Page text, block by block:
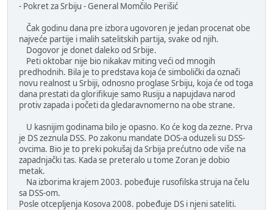
- Pokret za Srbiju - General Momčilo Perišić
Čak godinu dana pre izbora ugovoren je jedan procenat obe
najveće partije i malih satelitskih partija, svake od njih.
Dogovor je donet daleko od Srbije.
Peti oktobar nije bio nikakav miting veći od mnogih
predhodnih. Bila je to predstava koja će simbolički da označi
novu realnost u Srbiji, odnosno proglase Srbiju, koja će od toga
dana prestati da glorifikuje samo Rusiju a napujdava narod
protiv zapada i početi da gledaravnomerno na obe strane.
U kasnijim godinama bilo je opasno. Ko će kog da zezne. Prva
je DS zeznula DSS. Po zakonu mandate DOS-a oduzeli su DSS-
ovcima. Bio je to preki pokušaj da Srbija prećutno ode više na
zapadnjački tas. Kada se preteralo u tome Zoran je dobio
metak.
Na izborima krajem 2003. pobeđuje rusofilska struja na čelu
sa DSS-om.
Posle otcepljenja Kosova 2008. pobeđuje DS i njeni sateliti.